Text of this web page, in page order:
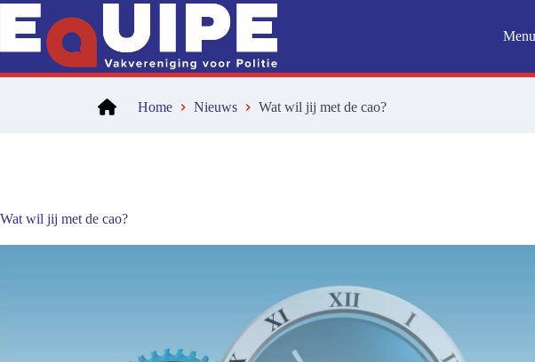
Ga
naar
inhoud
Menu
Home Nieuws Wat wil jij met de cao?
Wat wil jij met de cao?